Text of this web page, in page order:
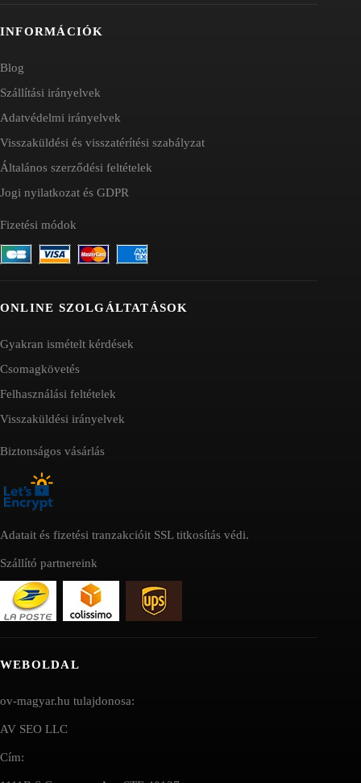
INFORMÁCIÓK
Blog
Szállítási irányelvek
Adatvédelmi irányelvek
Visszaküldési és visszatérítési szabályzat
Általános szerződési feltételek
Jogi nyilatkozat és GDPR
Fizetési módok
ONLINE SZOLGÁLTATÁSOK
Gyakran ismételt kérdések
Csomagkövetés
Felhasználási feltételek
Visszaküldési irányelvek
Biztonságos vásárlás
Adatait és fizetési tranzakcióit SSL titkosítás védi.
Szállító partnereink
WEBOLDAL
ov-magyar.hu tulajdonosa:
AV SEO LLC
Cím: